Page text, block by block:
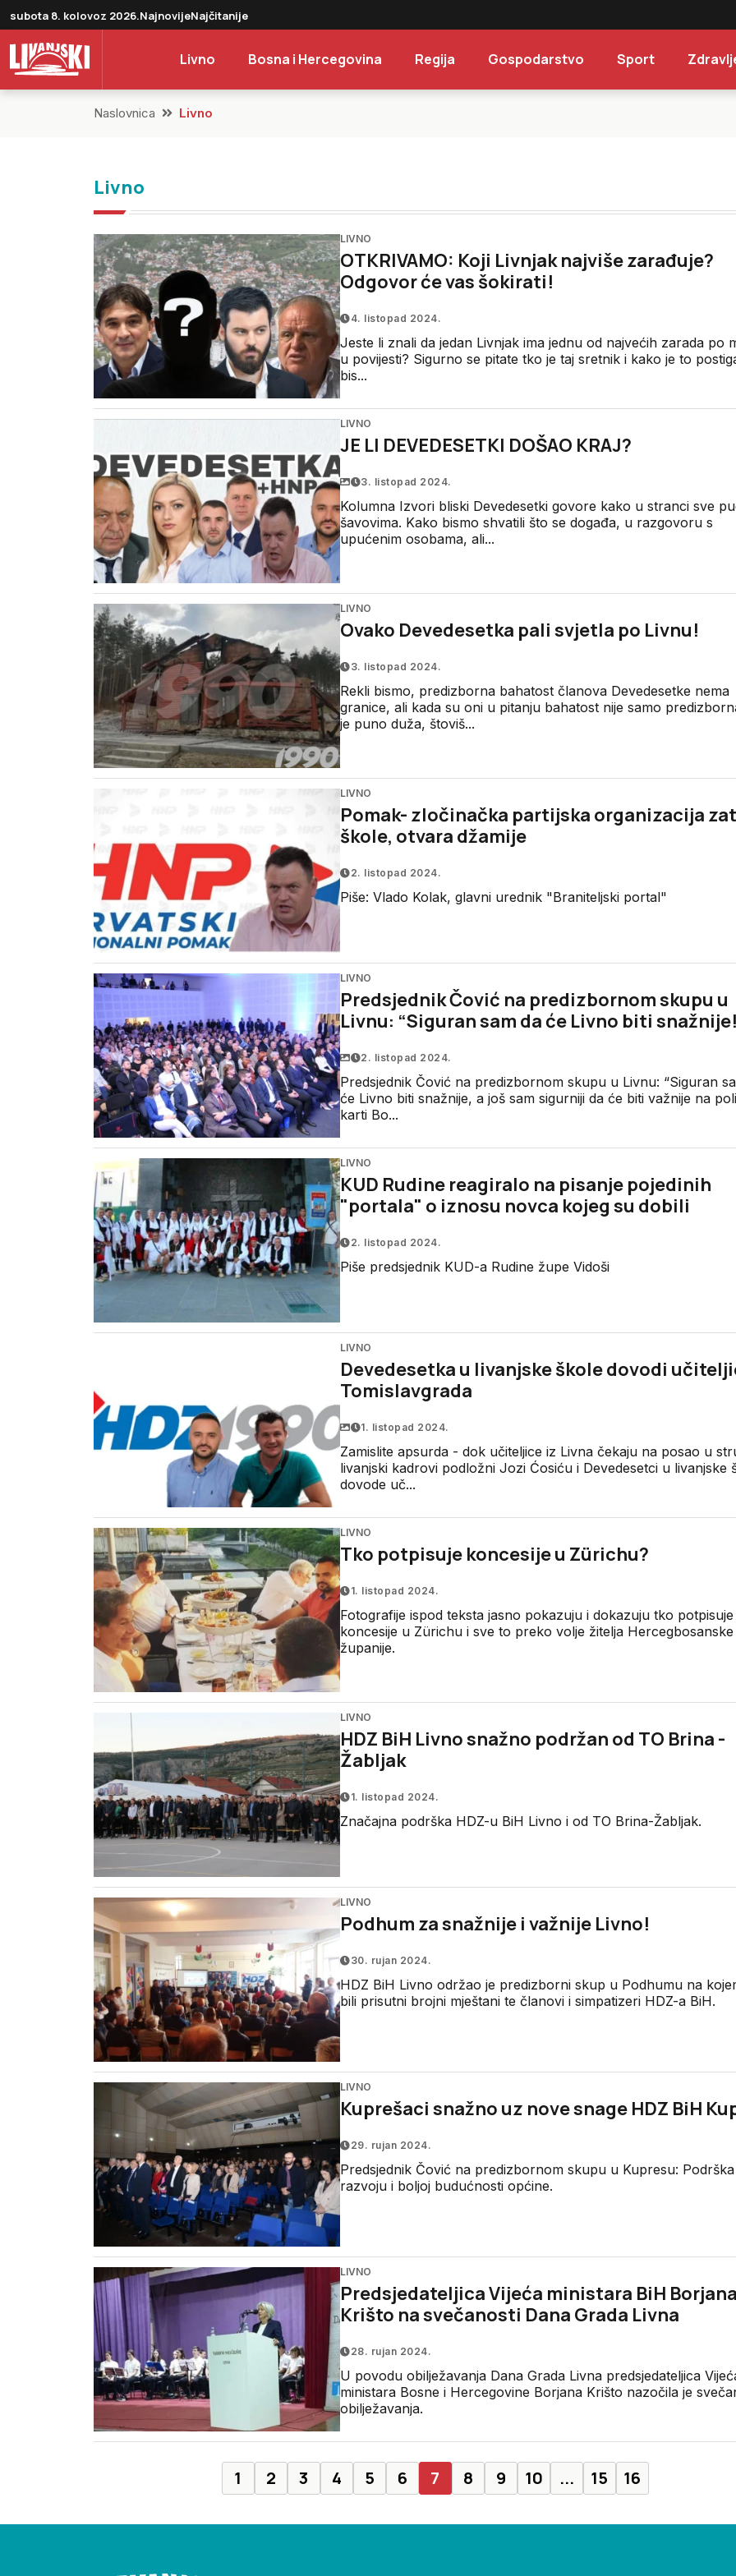
subota 8. kolovoz 2026.NajnovijeNajčitanije
Livno Bosna i Hercegovina Regija Gospodarstvo Sport
Naslovnica Livno
Livno
LIVNO
OTKRIVAMO: Koji Livnjak najviše zarađuje?
Odgovor će vas šokirati!
4. listopad 2024.
Jeste li znali da jedan Livnjak ima jednu od najvećih zarada po
u povijesti? Sigurno se pitate tko je taj sretnik i kako je to
bis...
LIVNO
JE LI DEVEDESETKI DOŠAO KRAJ?
3. listopad 2024.
Kolumna Izvori bliski Devedesetki govore kako u stranci sve
šavovima. Kako bismo shvatili što se događa, u razgovoru s
upućenim osobama, ali...
LIVNO
Ovako Devedesetka pali svjetla po Livnu!
3. listopad 2024.
Rekli bismo, predizborna bahatost članova Devedesetke nema
granice, ali kada su oni u pitanju bahatost nije samo
je puno duža, štoviš...
LIVNO
Pomak- zločinačka partijska organizacija
škole, otvara džamije
2. listopad 2024.
Piše: Vlado Kolak, glavni urednik "Braniteljski portal"
LIVNO
Predsjednik Čović na predizbornom skupu u
Livnu: “Siguran sam da će Livno biti
2. listopad 2024.
Predsjednik Čović na predizbornom skupu u Livnu: “Siguran
će Livno biti snažnije, a još sam sigurniji da će biti važnije na
karti Bo...
LIVNO
KUD Rudine reagiralo na pisanje pojedinih
"portala" o iznosu novca kojeg su dobili
2. listopad 2024.
Piše predsjednik KUD-a Rudine župe Vidoši
LIVNO
Devedesetka u livanjske škole dovodi
Tomislavgrada
1. listopad 2024.
Zamislite apsurda - dok učiteljice iz Livna čekaju na posao u
livanjski kadrovi podložni Jozi Ćosiću i Devedesetci u livanjske
dovode uč...
LIVNO
Tko potpisuje koncesije u Zürichu?
1. listopad 2024.
Fotografije ispod teksta jasno pokazuju i dokazuju tko potpisuje
koncesije u Zürichu i sve to preko volje žitelja Hercegbosanske
županije.
LIVNO
HDZ BiH Livno snažno podržan od TO Brina -
Žabljak
1. listopad 2024.
Značajna podrška HDZ-u BiH Livno i od TO Brina-Žabljak.
LIVNO
Podhum za snažnije i važnije Livno!
30. rujan 2024.
HDZ BiH Livno održao je predizborni skup u Podhumu na
bili prisutni brojni mještani te članovi i simpatizeri HDZ-a BiH.
LIVNO
Kuprešaci snažno uz nove snage HDZ BiH
29. rujan 2024.
Predsjednik Čović na predizbornom skupu u Kupresu: Podrška
razvoju i boljoj budućnosti općine.
LIVNO
Predsjedateljica Vijeća ministara BiH Borjana
Krišto na svečanosti Dana Grada Livna
28. rujan 2024.
U povodu obilježavanja Dana Grada Livna predsjedateljica
ministara Bosne i Hercegovine Borjana Krišto nazočila je
obilježavanja.
1 2 3 4 5 6 7 8 9 10 ... 15 16